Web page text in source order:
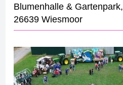
Blumenhalle & Gartenpark,
26639 Wiesmoor